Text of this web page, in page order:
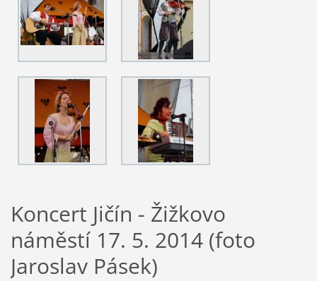
Koncert Jičín - Žižkovo
náměstí 17. 5. 2014 (foto
Jaroslav Pásek)